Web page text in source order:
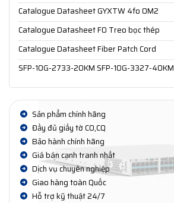
Catalogue Datasheet GYXTW 4fo OM2
Catalogue Datasheet FO Treo bọc thép
Catalogue Datasheet Fiber Patch Cord
SFP-10G-2733-20KM SFP-10G-3327-40KM
Sản phẩm chính hãng
Đầy đủ giấy tờ CO,CQ
Bảo hành chính hãng
Giá bán cạnh tranh nhất
Dịch vụ chuyên nghiệp
Giao hàng toàn Quốc
Hỗ trợ kỹ thuật 24/7